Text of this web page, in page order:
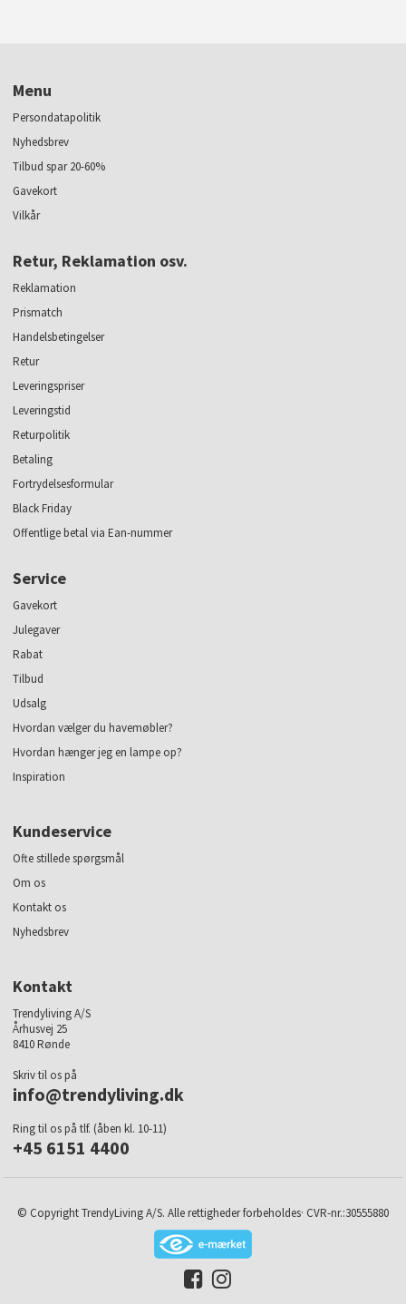
Menu
Persondatapolitik
Nyhedsbrev
Tilbud spar 20-60%
Gavekort
Vilkår
Retur, Reklamation osv.
Reklamation
Prismatch
Handelsbetingelser
Retur
Leveringspriser
Leveringstid
Returpolitik
Betaling
Fortrydelsesformular
Black Friday
Offentlige betal via Ean-nummer
Service
Gavekort
Julegaver
Rabat
Tilbud
Udsalg
Hvordan vælger du havemøbler?
Hvordan hænger jeg en lampe op?
Inspiration
Kundeservice
Ofte stillede spørgsmål
Om os
Kontakt os
Nyhedsbrev
Kontakt
Trendyliving A/S
Århusvej 25
8410 Rønde
Skriv til os på
info@trendyliving.dk
Ring til os på tlf. (åben kl. 10-11)
+45 6151 4400
© Copyright TrendyLiving A/S. Alle rettigheder forbeholdes· CVR-nr.:30555880